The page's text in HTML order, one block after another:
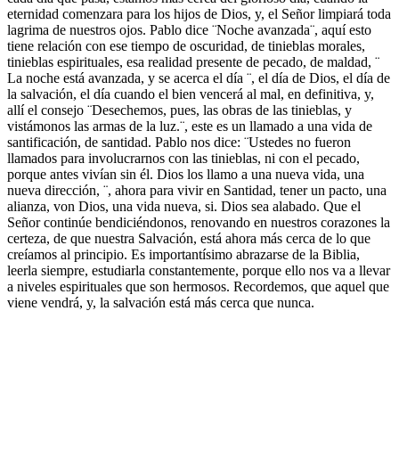
eternidad comenzara para los hijos de Dios, y, el Señor limpiará toda
lagrima de nuestros ojos. Pablo dice ¨Noche avanzada¨, aquí esto
tiene relación con ese tiempo de oscuridad, de tinieblas morales,
tinieblas espirituales, esa realidad presente de pecado, de maldad, ¨
La noche está avanzada, y se acerca el día ¨, el día de Dios, el día de
la salvación, el día cuando el bien vencerá al mal, en definitiva, y,
allí el consejo ¨Desechemos, pues, las obras de las tinieblas, y
vistámonos las armas de la luz.¨, este es un llamado a una vida de
santificación, de santidad. Pablo nos dice: ¨Ustedes no fueron
llamados para involucrarnos con las tinieblas, ni con el pecado,
porque antes vivían sin él. Dios los llamo a una nueva vida, una
nueva dirección, ¨, ahora para vivir en Santidad, tener un pacto, una
alianza, von Dios, una vida nueva, si. Dios sea alabado. Que el
Señor continúe bendiciéndonos, renovando en nuestros corazones la
certeza, de que nuestra Salvación, está ahora más cerca de lo que
creíamos al principio. Es importantísimo abrazarse de la Biblia,
leerla siempre, estudiarla constantemente, porque ello nos va a llevar
a niveles espirituales que son hermosos. Recordemos, que aquel que
viene vendrá, y, la salvación está más cerca que nunca.